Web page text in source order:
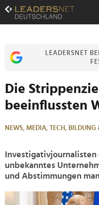
Zum
Inhalt
Zur
Zur
LEADERSNET
Die
beeinflussten
NEWS, MEDIA, TECH, BILDUNG
unbekanntes
und Abstimmungen